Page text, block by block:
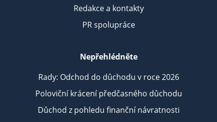
Redakce a kontakty
PR spolupráce
Nepřehlédněte
Rady: Odchod do důchodu v roce 2026
Poloviční krácení předčasného důchodu
Důchod z pohledu finanční návratnosti